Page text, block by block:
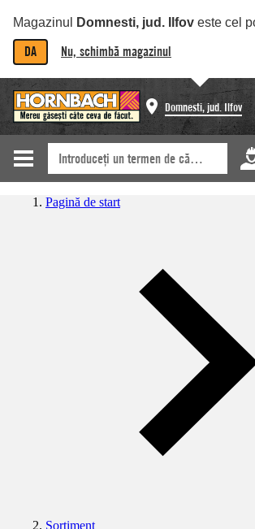
Magazinul Domnesti, jud. Ilfov este cel
DA Nu, schimbă magazinul
Domnesti, jud. Ilfov
Pagină de start
Sortiment